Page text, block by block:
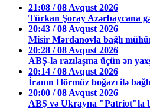
21:08 / 08 Avqust 2026
Türkan Şoray Azərbaycana
20:43 / 08 Avqust 2026
Misir Mərdanovla bağlı
20:28 / 08 Avqust 2026
ABŞ-la razılaşma üçün ən
20:14 / 08 Avqust 2026
İranın Hörmüz boğazı ilə
20:00 / 08 Avqust 2026
ABŞ və Ukrayna "Patriot"la